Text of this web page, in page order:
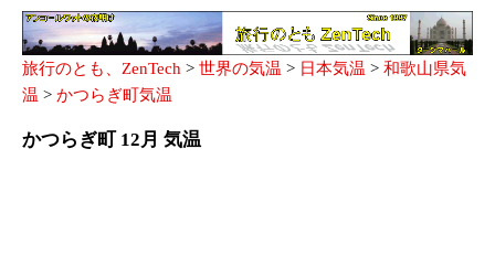
旅行のとも、ZenTech > 世界の気温 > 日本気温 > 和歌山県気
温 > かつらぎ町気温
かつらぎ町 12月 気温